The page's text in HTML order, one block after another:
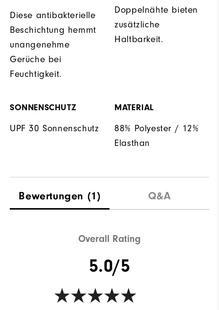
Diese antibakterielle
Beschichtung hemmt
unangenehme
Gerüche bei
Feuchtigkeit.
Doppelnähte bieten
zusätzliche
Haltbarkeit.
SONNENSCHUTZ
UPF 30 Sonnenschutz
MATERIAL
88% Polyester / 12%
Elasthan
Bewertungen (1) Q&A
Overall Rating
5.0/5